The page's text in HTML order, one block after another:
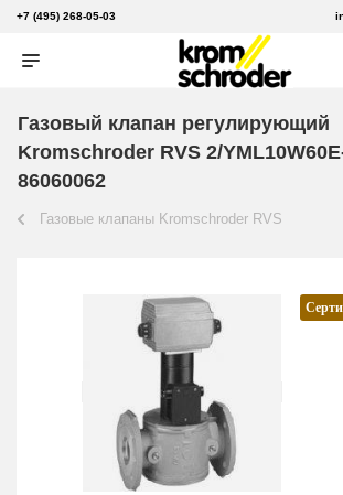
+7 (495) 268-05-03
Газовый клапан регулирующий
Kromschroder RVS 2/
86060062
Газовые клапаны Kromschroder RVS